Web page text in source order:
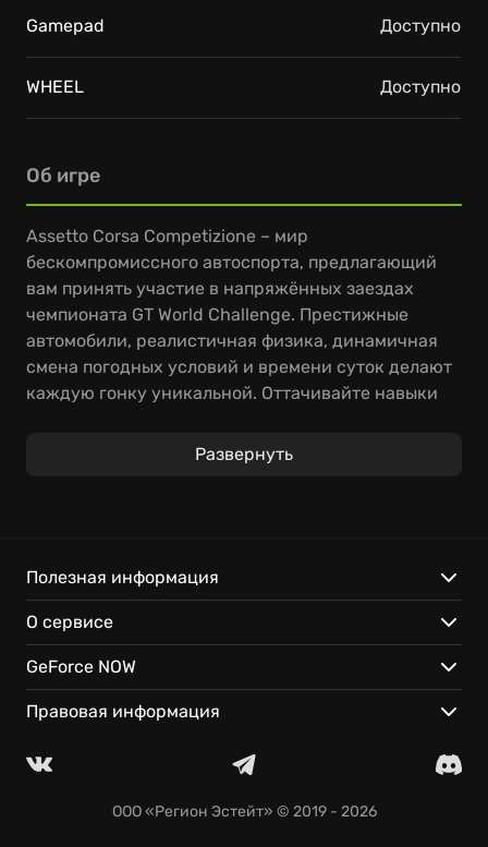
Об игре
Assetto Corsa Competizione – мир
бескомпромиссного автоспорта, предлагающий
вам принять участие в напряжённых заездах
чемпионата GT World Challenge. Престижные
автомобили, реалистичная физика, динамичная
смена погодных условий и времени суток делают
каждую гонку уникальной. Оттачивайте навыки
заезд с того же места. Станьте частью
виртуального гоночного мира!
Развернуть
Gamepad Доступно
WHEEL Доступно
Полезная информация
О сервисе
GeForce NOW
Правовая информация
ООО «Регион Эстейт» © 2019 - 2026